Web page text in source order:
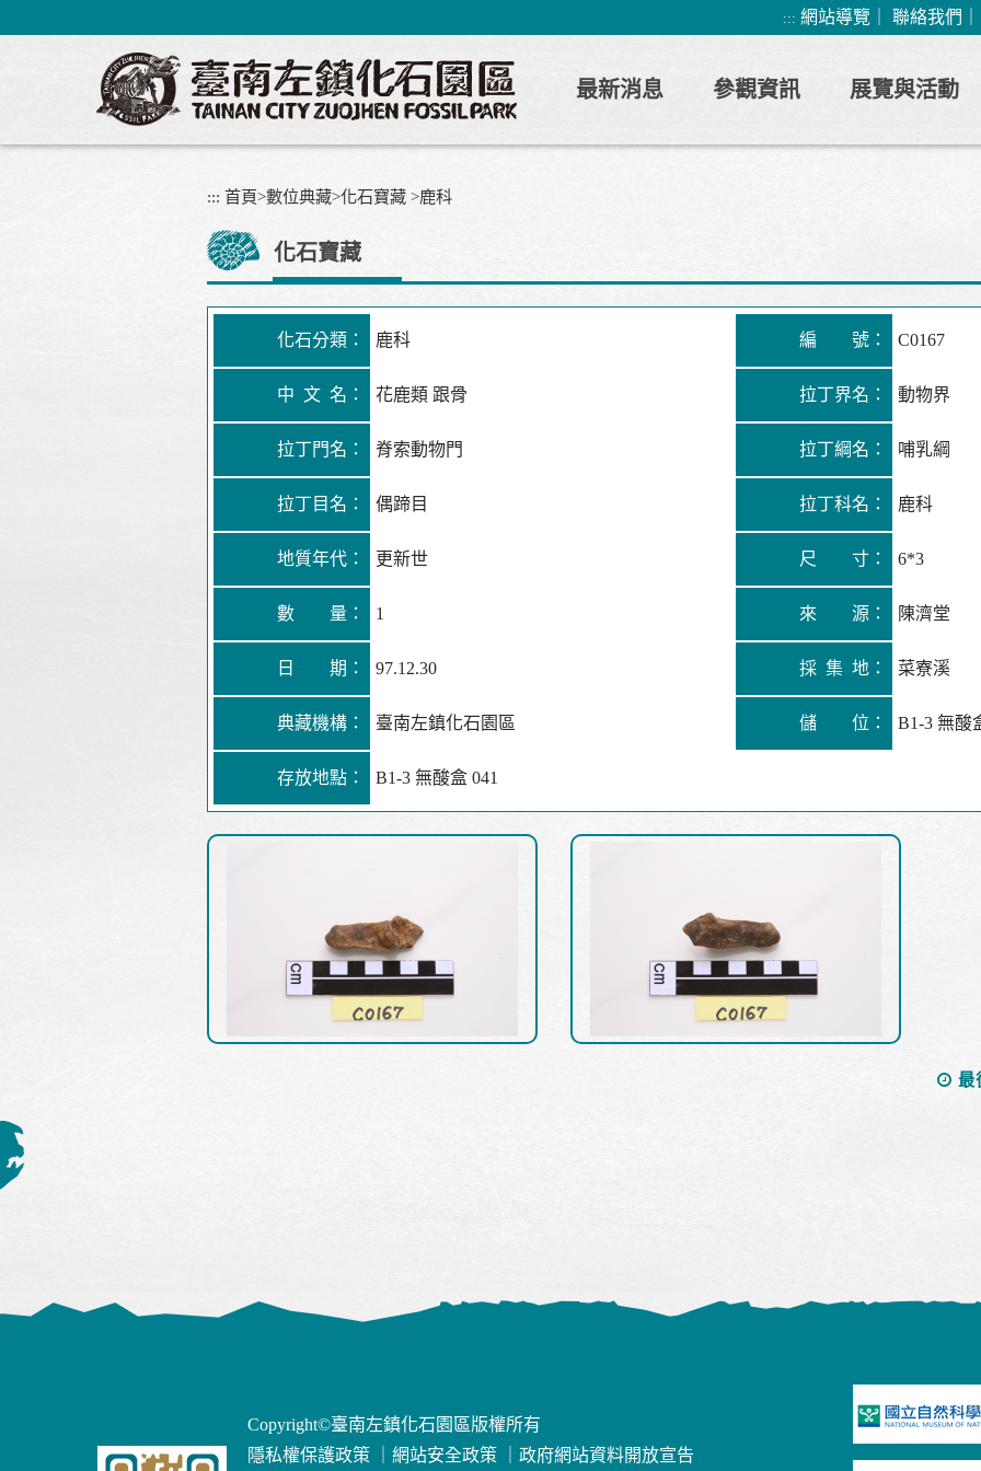
到
區
::: 網站導覽 聯絡我們
最新消息 參觀資訊 展覽與活動
::: 首頁>數位典藏>化石寶藏 >鹿科
化石寶藏
化石分類： 鹿科 編 號： C0167
中 文 名： 花鹿類 跟骨 拉丁界名： 動物界
拉丁門名： 脊索動物門 拉丁綱名： 哺乳綱
拉丁目名： 偶蹄目 拉丁科名： 鹿科
地質年代： 更新世 尺 寸： 6*3
數 量： 1 來 源： 陳濟堂
日 期： 97.12.30 採 集 地： 菜寮溪
典藏機構： 臺南左鎮化石園區 儲 位： B1-3 無酸
存放地點： B1-3 無酸盒 041
最
Copyright©臺南左鎮化石園區版權所有
隱私權保護政策
網站安全政策 政府網站資料開放宣告